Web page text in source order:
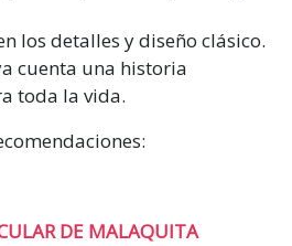
los detalles y diseño clásico.
cuenta una historia
toda la vida.
DE MALAQUITA